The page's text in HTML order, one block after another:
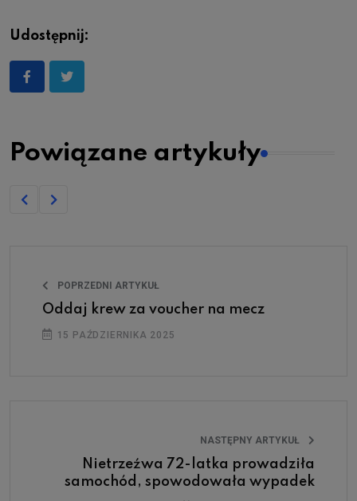
Udostępnij:
Powiązane artykuły
POPRZEDNI ARTYKUŁ
Oddaj krew za voucher na mecz
15 PAŹDZIERNIKA 2025
NASTĘPNY ARTYKUŁ
Nietrzeźwa 72-latka prowadziła
samochód, spowodowała wypadek